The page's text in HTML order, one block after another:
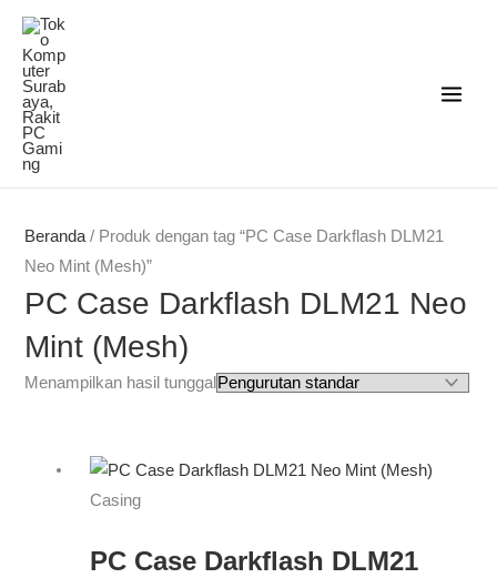
Lewati
konten
Beranda / Produk dengan tag “PC Case Darkflash DLM21
Neo Mint (Mesh)”
PC Case Darkflash DLM21 Neo
Mint (Mesh)
Menampilkan hasil tunggal
Casing
PC Case Darkflash DLM21